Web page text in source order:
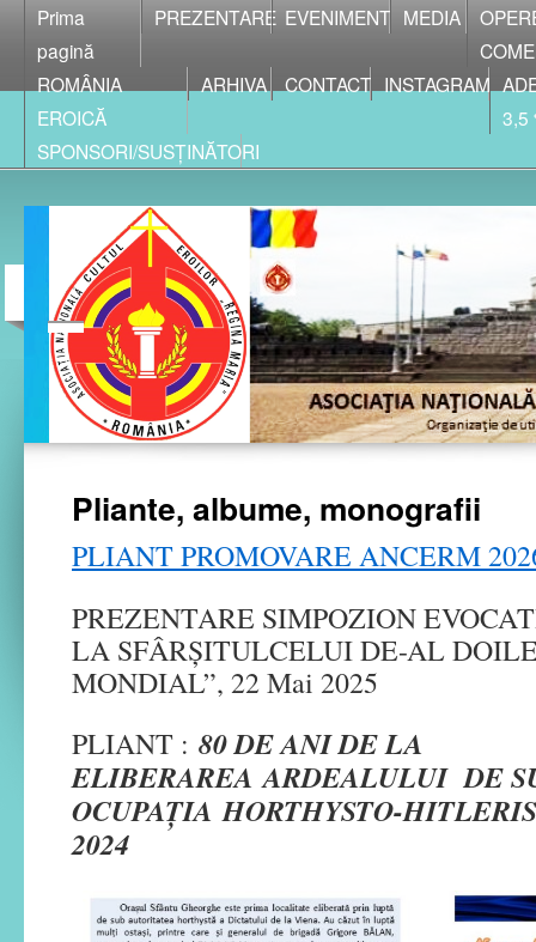
Prima
pagină
PREZENTARE EVENIMENT MEDIA
ROMÂNIA
EROICĂ
ARHIVA CONTACT INSTAGRAM
3,5
SPONSORI/SUSȚINĂTORI
Pliante, albume, monografii
PLIANT PROMOVARE ANCERM
PREZENTARE SIMPOZION
LA SFÂRȘITULCELUI DE-AL
MONDIAL”, 22 Mai 2025
PLIANT : 80 DE ANI DE LA
ELIBERAREAARDEALULUI DE
OCUPAȚIAHORTHYSTO-
2024